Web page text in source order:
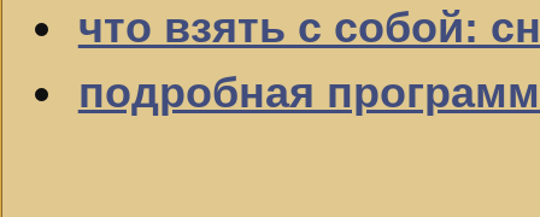
что взять с собой:
подробная